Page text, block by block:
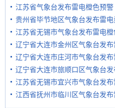
江苏省气象台发布雷电橙色预警
贵州省毕节地区气象台发布雷
江苏省无锡市气象台发布雷电
辽宁省大连市金州区气象台发
辽宁省大连市庄河市气象台发
辽宁省大连市旅顺口区气象台
江苏省无锡市宜兴市气象台发
江西省抚州市临川区气象台发